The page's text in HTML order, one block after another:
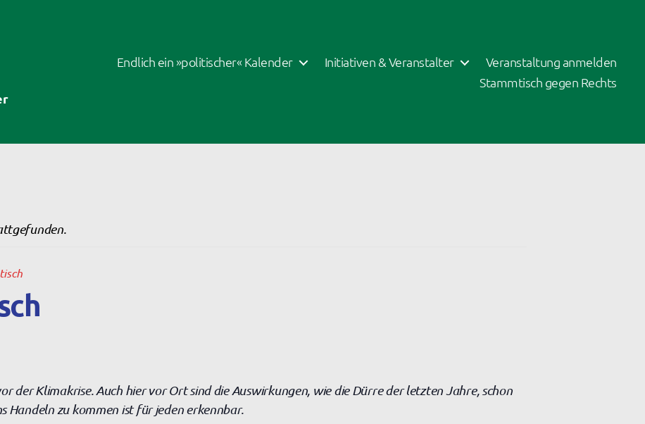
Endlich ein »politischer« Kalender Initiativen & Veranstalter
Veranstaltung anmelden
Stammtisch gegen Rechts
der Klimakrise. Auch hier vor Ort sind die Auswirkungen, wie die Dürre der letzten Jahre, schon
Handeln zu kommen ist für jeden erkennbar.